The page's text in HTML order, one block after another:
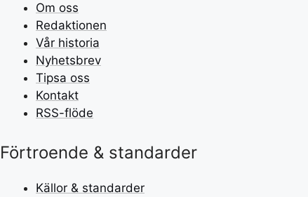
Om oss
Redaktionen
Vår historia
Nyhetsbrev
Tipsa oss
Kontakt
RSS-flöde
Förtroende & standarder
Källor & standarder